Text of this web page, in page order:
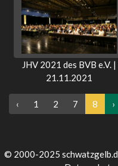
JHV 2021 des BVB e.V. |
21.11.2021
‹ 1 2 7 8 ›
© 2000-2025